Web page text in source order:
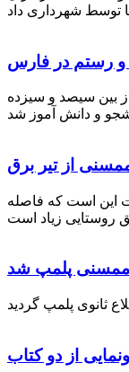
رستم در فارس
بین سیصد و سیزده
از تیر برق
این است که فاصله
از دو کتاب